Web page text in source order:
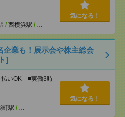
/ 西横浜駅 / …
気になる！
企業も！展示会や株主総会
]
いOK ■実働3時
町駅 / …
気になる！